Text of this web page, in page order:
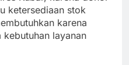
ketersediaan stok
karena
layanan